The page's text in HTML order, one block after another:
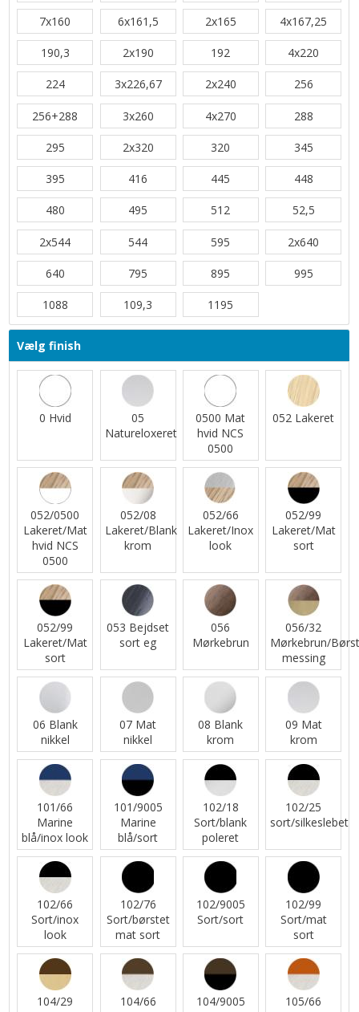
7x160 6x161,5 2x165 4x167,25
190,3 2x190 192 4x220
224 3x226,67 2x240 256
256+288 3x260 4x270 288
295 2x320 320 345
395 416 445 448
480 495 512 52,5
2x544 544 595 2x640
640 795 895 995
1088 109,3 1195
Vælg finish
0 Hvid
05
Natureloxeret
0500 Mat
hvid NCS
0500
052 Lakeret
052/0500
Lakeret/Mat
hvid NCS
0500
052/08
Lakeret/Blank
krom
052/66
Lakeret/Inox
look
052/99
Lakeret/Mat
sort
052/99
Lakeret/Mat
sort
053 Bejdset
sort eg
056
Mørkebrun
056/32
Mørkebrun/
messing
06 Blank
nikkel
07 Mat
nikkel
08 Blank
krom
09 Mat
krom
101/66
Marine
blå/inox look
101/9005
Marine
blå/sort
102/18
Sort/blank
poleret
102/25
sort/silkeslebet
102/66
Sort/inox
look
102/76
Sort/børstet
mat sort
102/9005
Sort/sort
102/99
Sort/mat
sort
104/29
104/66
104/9005
105/66